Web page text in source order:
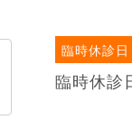
臨時休診日
臨時休診